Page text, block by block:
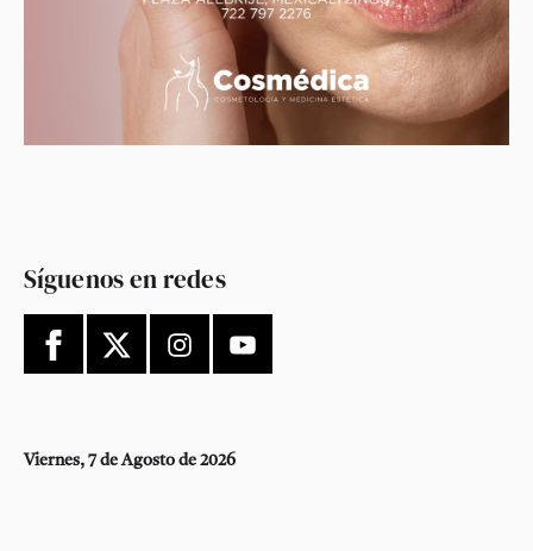
Síguenos en redes
Viernes, 7 de Agosto de 2026